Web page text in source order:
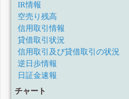
IR情報
空売り残高
信用取引情報
貸借取引状況
信用取引及び貸借取引の状況
逆日歩情報
日証金速報
チャート